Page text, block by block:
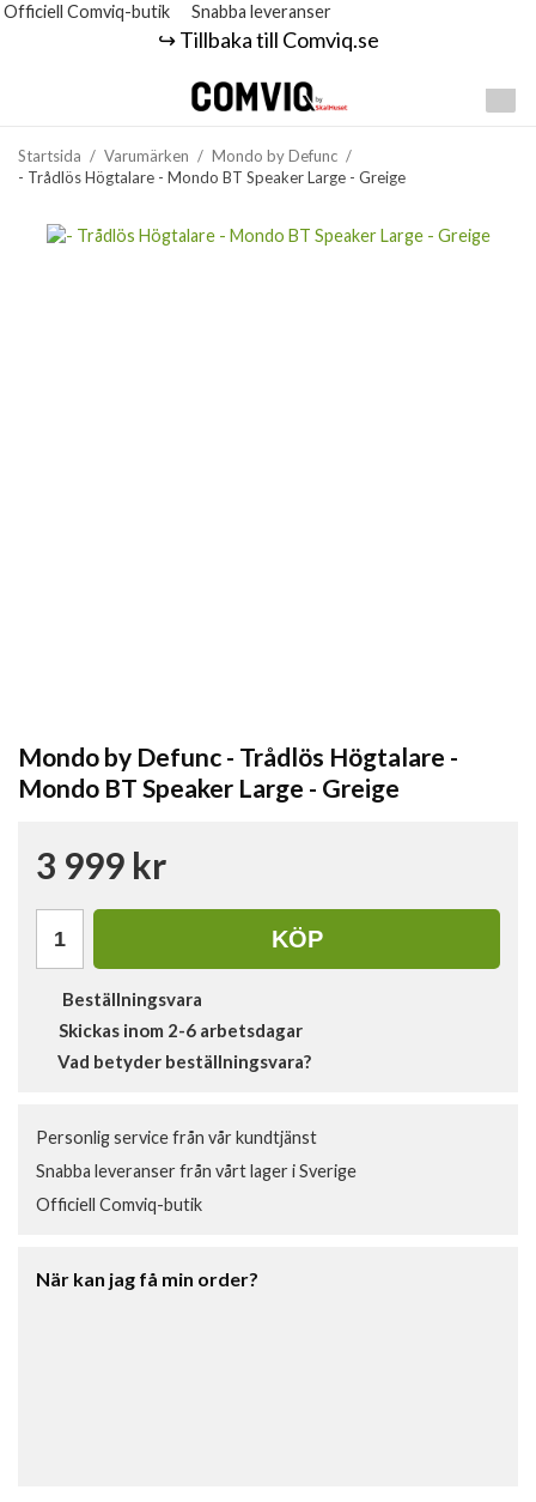
Officiell Comviq-butik Snabba leveranser
↪️ Tillbaka till Comviq.se
Startsida / Varumärken / Mondo by Defunc /
- Trådlös Högtalare - Mondo BT Speaker Large - Greige
Mondo by Defunc - Trådlös Högtalare -
Mondo BT Speaker Large - Greige
3 999 kr
KÖP
Beställningsvara
Skickas inom 2-6 arbetsdagar
Vad betyder beställningsvara?
Personlig service från vår kundtjänst
Snabba leveranser från vårt lager i Sverige
Officiell Comviq-butik
När kan jag få min order?